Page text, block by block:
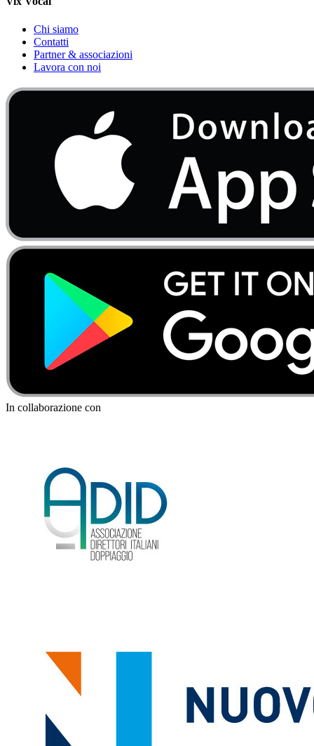
Chi siamo
Contatti
Partner & associazioni
Lavora con noi
In collaborazione con